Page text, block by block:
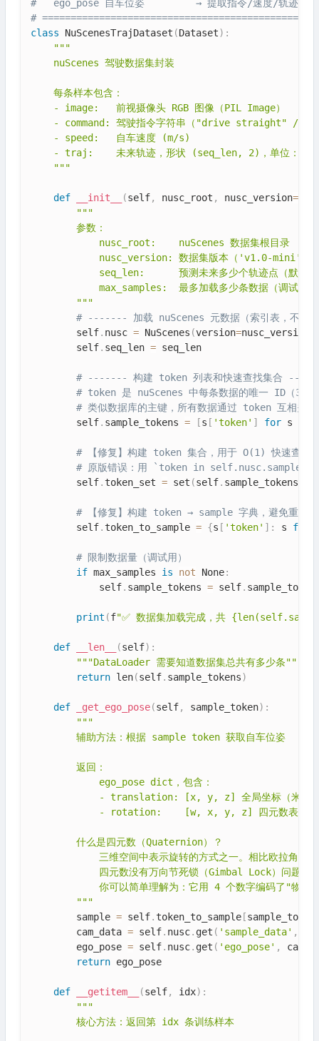
#   ego_pose 自车位姿         → 提取指令/速度/轨迹
#
class
NuScenesTrajDataset (Dataset) :
"""
    nuScenes 驾驶数据集封装
    每条样本包含：
    - image:   前视摄像头 RGB 图像（PIL Image）
- command: 驾驶指令字符串（"drive straight" /
    - speed:   自车速度 (m/s)
- traj:    未来轨迹，形状 (seq_len, 2)，单位：米
    """
def __init__ (self, nusc_root , nusc_version=
"""
        参数：
            nusc_root:    nuScenes 数据集根目录
nusc_version: 数据集版本（'v1.0-mini' 只
seq_len:      预测未来多少个轨迹点（默认
max_samples:  最多加载多少条数据（调试用
        """
# ------- 加载 nuScenes 元数据（索引表，不
        self
. nusc = NuScenes (version=nusc_version
        self
. seq_len = seq_len
# ------- 构建 token 列表和快速查找集合
# token 是 nuScenes 中每条数据的唯一 ID（32位
# 类似数据库的主键，所有数据通过 token 互相关联
        self
. sample_tokens = [s [ 'token' ] for s
# 【修复】构建 token 集合，用于 O(1) 快速查找
# 原版错误：用 `token in self.nusc.sample`
        self
. token_set = set (self. sample_tokens
# 【修复】构建 token → sample 字典，避免重复
        self
. token_to_sample = {s [ 'token' ] : s for
# 限制数据量（调试用）
if max_samples is not None:
            self
. sample_tokens = self.
print (f"✅ 数据集加载完成，共
def __len__ (self) :
"""DataLoader 需要知道数据集总共有多少条"""
return len(self. sample_tokens)
def _get_ego_pose(self, sample_token) :
"""
        辅助方法：根据 sample token 获取自车位姿
        返回：
            ego_pose dict，包含：
            - translation: [x, y, z] 全局坐标（米）
- rotation:    [w, x, y, z] 四元数表示的
        什么是四元数（Quaternion）？
三维空间中表示旋转的方式之一。相比欧拉角（
四元数没有万向节死锁（Gimbal Lock）问题，
你可以简单理解为：它用 4 个数字编码了"物体
        """
        sample
= self. token_to_sample [sample_token
        cam_data
= self. nusc. get ( 'sample_data' ,
        ego_pose
= self. nusc. get ( 'ego_pose' ,
return ego_pose
def __getitem__ (self, idx) :
"""
        核心方法：返回第 idx 条训练样本